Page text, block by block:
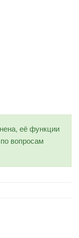
её функции
вопросам